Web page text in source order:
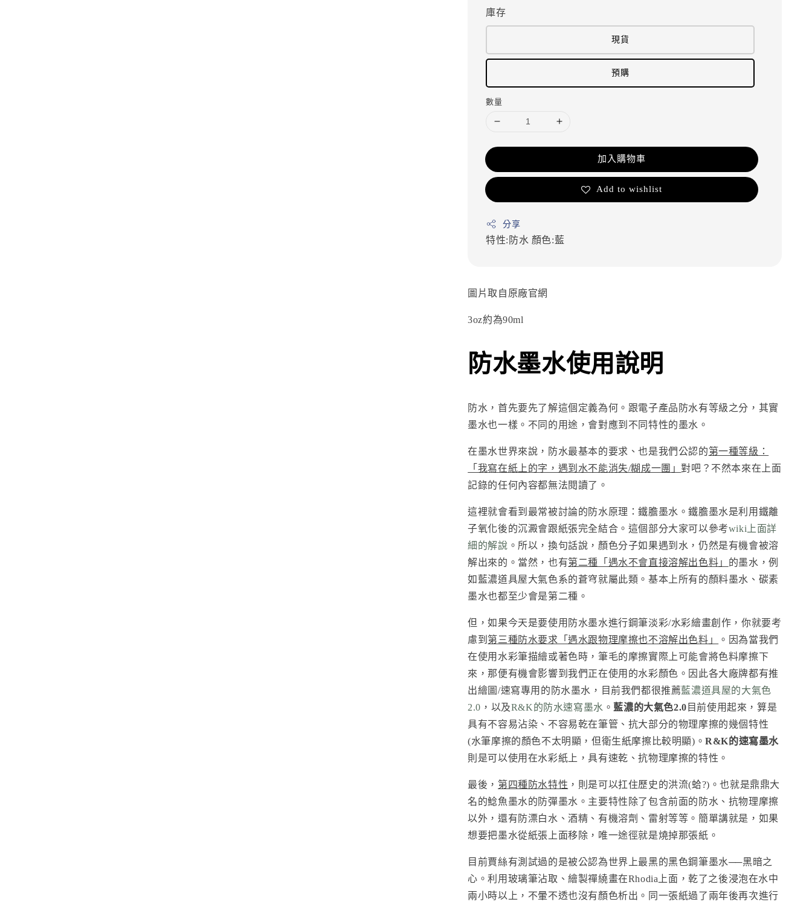
庫存
現貨
預購
數量
加入購物車
Add to wishlist
分享
特性:防水 顏色:藍
圖片取自原廠官網
3oz約為90ml
防水墨水使用說明
防水，首先要先了解這個定義為何。跟電子產品防水有等級之分，其實
墨水也一樣。不同的用途，會對應到不同特性的墨水。
在墨水世界來說，防水最基本的要求、也是我們公認的第一種等級：
「我寫在紙上的字，遇到水不能消失/糊成一團」對吧？不然本來在上面
記錄的任何內容都無法閱讀了。
這裡就會看到最常被討論的防水原理：鐵膽墨水。鐵膽墨水是利用鐵離
子氧化後的沉澱會跟紙張完全結合。這個部分大家可以參考wiki上面詳
細的解說 。所以，換句話說，顏色分子如果遇到水，仍然是有機會被溶
解出來的。當然，也有第二種「遇水不會直接溶解出色料」 的墨水，例
如藍濃道具屋大氣色系的蒼穹就屬此類。基本上所有的顏料墨水、碳素
墨水也都至少會是第二種。
但，如果今天是要使用防水墨水進行鋼筆淡彩/水彩繪畫創作，你就要考
慮到 第三種防水要求「遇水跟物理摩擦也不溶解出色料」
。因為當我們
在使用水彩筆描繪或著色時，筆毛的摩擦實際上可能會將色料摩擦下
來，那便有機會影響到我們正在使用的水彩顏色。因此各大廠牌都有推
出繪圖/速寫專用的防水墨水，目前我們都很推薦藍濃道具屋的大氣色
2.0 ，以及R&K的防水速寫墨水 。 藍濃的大氣色2.0 目前使用起來，算是
具有不容易沾染、不容易乾在筆管、抗大部分的物理摩擦的幾個特性
(水筆摩擦的顏色不太明顯，但衛生紙摩擦比較明顯)。R&K的速寫墨水
則是可以使用在水彩紙上，具有速乾、抗物理摩擦的特性。
最後， 第四種防水特性 ，則是可以扛住歷史的洪流(蛤?)。也就是鼎鼎大
名的鯰魚墨水的防彈墨水。主要特性除了包含前面的防水、抗物理摩擦
以外，還有防漂白水、酒精、有機溶劑、雷射等等。簡單講就是，如果
想要把墨水從紙張上面移除，唯一途徑就是燒掉那張紙。
目前賈絲有測試過的是被公認為世界上最黑的黑色鋼筆墨水──黑暗之
心。利用玻璃筆沾取、繪製禪繞畫在Rhodia上面，乾了之後浸泡在水中
兩小時以上，不暈不透也沒有顏色析出。同一張紙過了兩年後再次進行